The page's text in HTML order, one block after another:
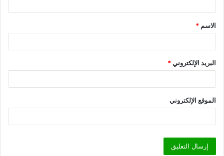
الاسم *
البريد الإلكتروني*
الموقع الإلكتروني